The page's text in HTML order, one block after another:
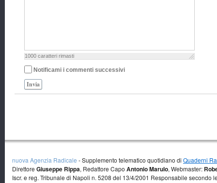
1000 caratteri rimasti
Notificami i commenti successivi
Invia
nuova Agenzia Radicale - Supplemento telematico quotidiano di Quaderni
Direttore Giuseppe Rippa, Redattore Capo Antonio Marulo, Webmaster:
Iscr. e reg. Tribunale di Napoli n. 5208 del 13/4/2001 Responsabile secondo